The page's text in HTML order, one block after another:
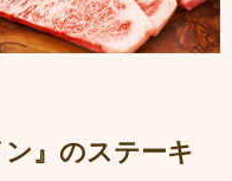
』のステーキ